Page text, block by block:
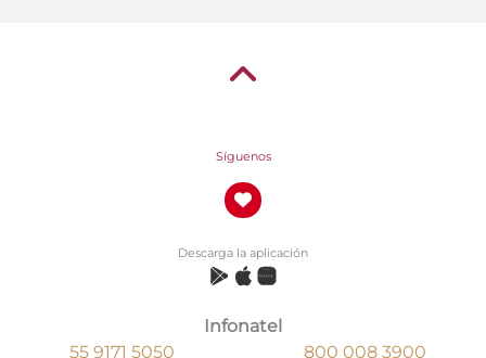
Síguenos
Descarga la aplicación
Infonatel
55 9171 5050
800 008 3900